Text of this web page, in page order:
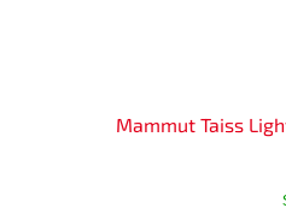
Mammut Taiss